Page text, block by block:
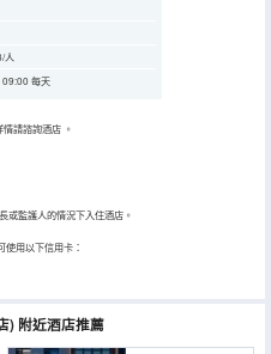
人
每天
情請諮詢酒店 。
或監護人的情況下入住酒店。
使用以下信用卡：
) 附近酒店推薦